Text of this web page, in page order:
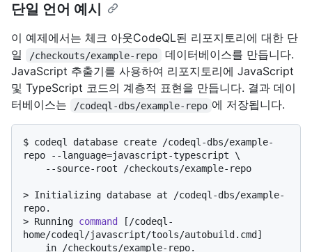
단일 언어 예시
이 예제에서는 체크 아웃CodeQL된 리포지토리에 대한 단
일
/checkouts/example-repo
데이터베이스를 만듭니다.
JavaScript 추출기를 사용하여 리포지토리에 JavaScript
및 TypeScript 코드의 계층적 표현을 만듭니다. 결과 데이
터베이스는
/codeql-dbs/example-repo 에 저장됩니다.
$ codeql database create /codeql-dbs/example-
repo --language=javascript-typescript \
    --source-root /checkouts/example-repo
> Initializing database at /codeql-dbs/example-
repo.
> Running command
[/codeql-
home/codeql/javascript/tools/autobuild.cmd]